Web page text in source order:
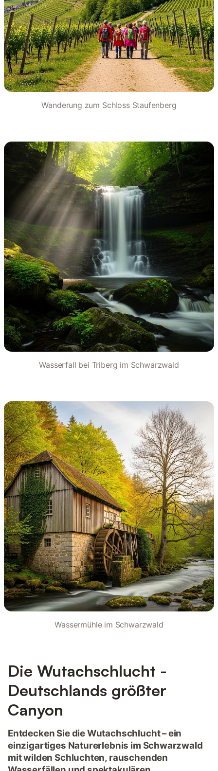
Wanderung zum Schloss Staufenberg
Wasserfall bei Triberg im Schwarzwald
Wassermühle im Schwarzwald
Die Wutachschlucht -
Deutschlands größter
Canyon
Entdecken Sie die Wutachschlucht – ein
einzigartiges Naturerlebnis im Schwarzwald
mit wilden Schluchten, rauschenden